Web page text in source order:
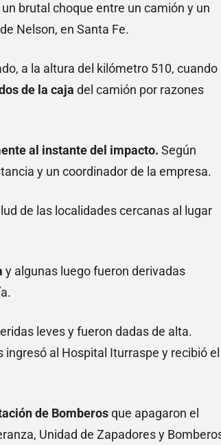
un brutal choque entre un camión y un
Nelson, en Santa Fe.
a la altura del kilómetro 510, cuando
de la caja del camión por razones
al instante del impacto. Según
y un coordinador de la empresa.
de las localidades cercanas al lugar
y algunas luego fueron derivadas
leves y fueron dadas de alta.
al Hospital Iturraspe y recibió el
de Bomberosque apagaron el
Unidad de Zapadores y